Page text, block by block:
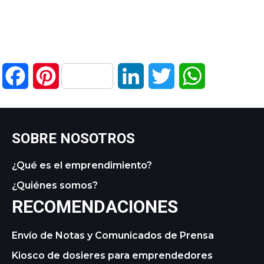
FacebookPinterest LinkedIn Twitter
SOBRE NOSOTROS
¿Qué es el emprendimiento?
¿Quiénes somos?
RECOMENDACIONES
Envío de Notas y Comunicados de Prensa
Kiosco de dosieres para emprendedores